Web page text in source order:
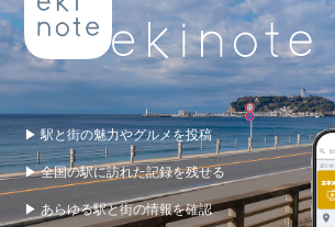
▶ 駅と街の魅力やグルメを投稿
▶ 全国の駅に訪れた記録を残せる
▶ あらゆる駅と街の情報を確認